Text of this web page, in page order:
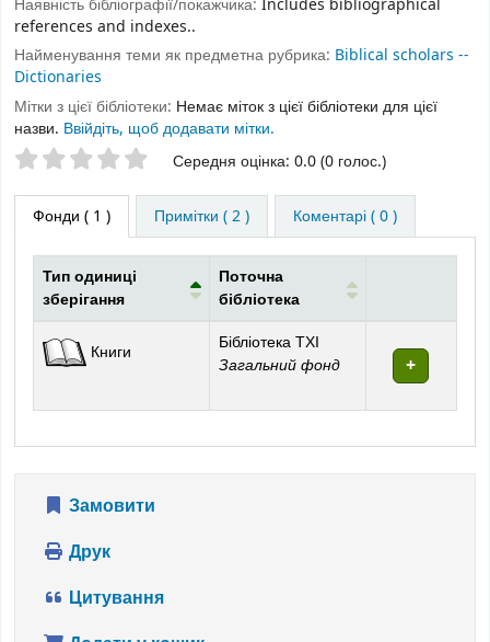
references and indexes..
Найменування теми як предметна рубрика: Biblical scholars --
Dictionaries
Мітки з цієї бібліотеки: Немає міток з цієї бібліотеки для цієї
назви. Ввійдіть, щоб додавати мітки.
Оцінки зірочкамиСередня оцінка: 0.0 (0 голос.)
Фонди ( 1 ) Примітки ( 2 ) Коментарі ( 0 )
Фонди
Тип одиниці
зберігання
Поточна
бібліотека
Книги Бібліотека ТХІ
Загальний фонд
Замовити
Друк
Цитування